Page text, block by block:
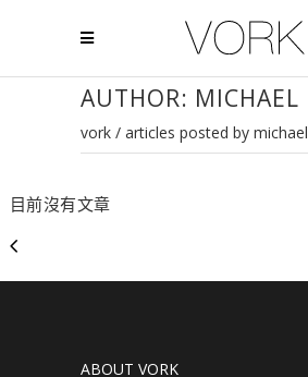
AUTHOR: MICHAEL
vork / articles posted by michael
目前沒有文章
ABOUT VORK